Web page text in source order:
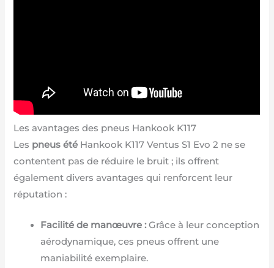
Les avantages des pneus Hankook K117
Les pneus été Hankook K117 Ventus S1 Evo 2 ne se
contentent pas de réduire le bruit ; ils offrent
également divers avantages qui renforcent leur
réputation :
Facilité de manœuvre :Grâce à leur conception
aérodynamique, ces pneus offrent une
maniabilité exemplaire.